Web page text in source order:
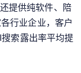
提供纯软件、陪
行业企业，客户
索露出率平均提